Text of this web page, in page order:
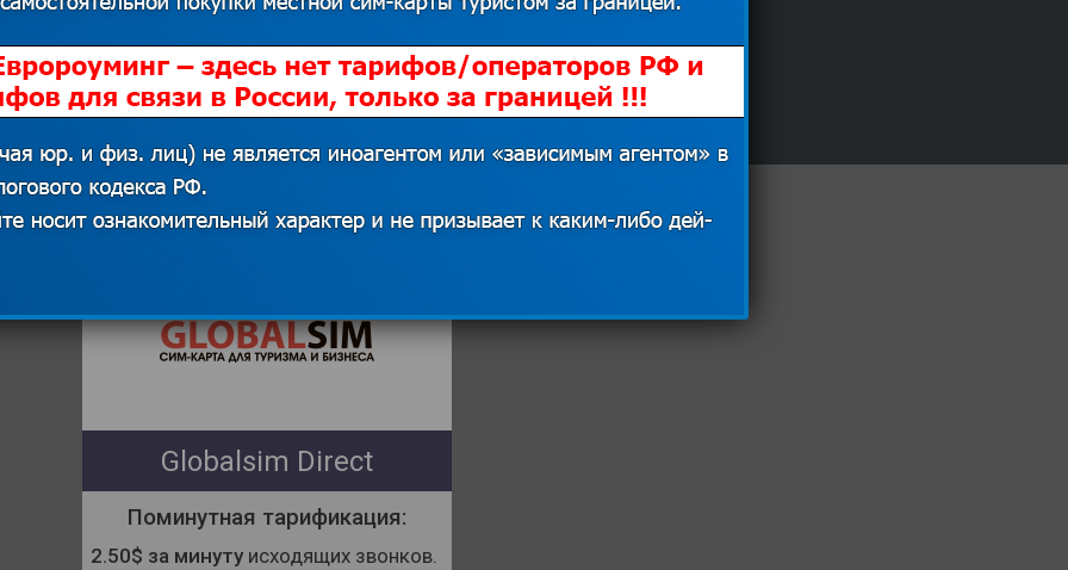
Звонки из Андорры в Россию
Globalsim Direct
Поминутная тарификация:
2.50$ за минутуисходящих звонков.